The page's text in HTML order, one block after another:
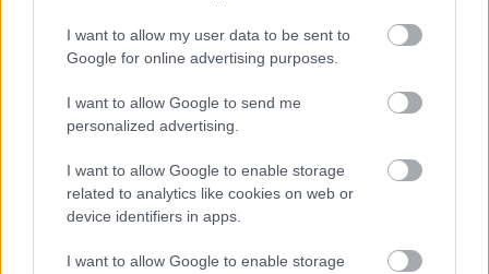
I want to allow my user data to be sent to
Google for online advertising purposes.
I want to allow Google to send me
personalized advertising.
I want to allow Google to enable storage
related to analytics like cookies on web or
device identifiers in apps.
I want to allow Google to enable storage
Tetszett a cikk? Megosztanád?
Link másolása Email küldés
#SÉRÜLÉSEK
#SÉRÜLÉS #NAGY ÁDÁM
#EB-
SELEJTEZŐ
#BRISTOL CITY